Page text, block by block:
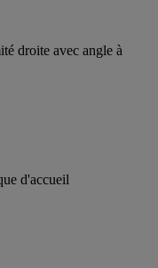
droite avec angle à
d'accueil